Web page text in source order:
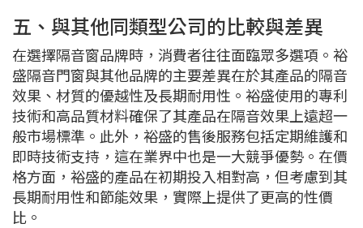
五、與其他同類型公司的比較與差異
在選擇隔音窗品牌時，消費者往往面臨眾多選項。裕
盛隔音門窗與其他品牌的主要差異在於其產品的隔音
效果、材質的優越性及長期耐用性。裕盛使用的專利
技術和高品質材料確保了其產品在隔音效果上遠超一
般市場標準。此外，裕盛的售後服務包括定期維護和
即時技術支持，這在業界中也是一大競爭優勢。在價
格方面，裕盛的產品在初期投入相對高，但考慮到其
長期耐用性和節能效果，實際上提供了更高的性價
比。